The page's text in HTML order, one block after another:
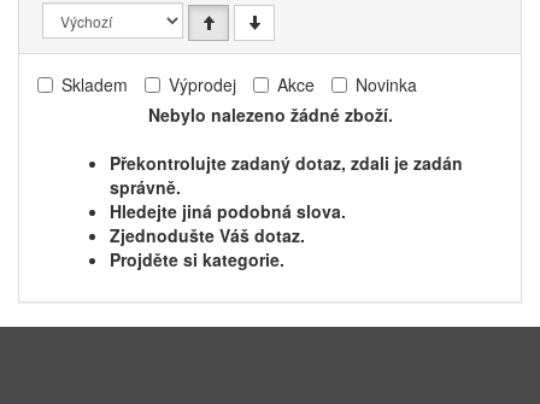
Skladem Výprodej Akce
Novinka
Nebylo nalezeno žádné zboží.
Překontrolujte zadaný dotaz, zdali je zadán
správně.
Hledejte jiná podobná slova.
Zjednodušte Váš dotaz.
Projděte si kategorie.